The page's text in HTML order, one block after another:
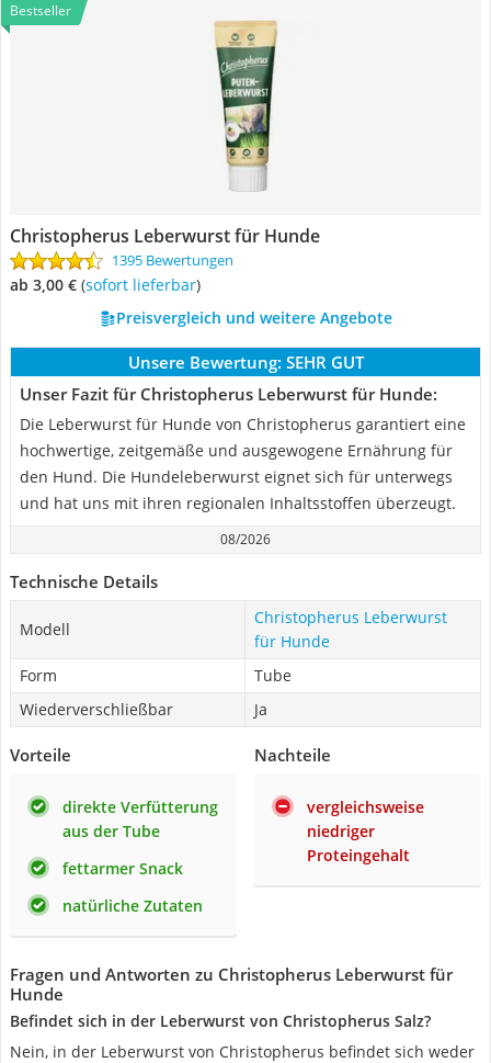
Bestseller
Christopherus Leberwurst für Hunde
1395 Bewertungen
ab 3,00 € ( Sofort lieferbar)
Preisvergleich und weitere Angebote
Unsere Bewertung: SEHR GUT
Unser Fazit für Christopherus Leberwurst für Hunde:
Die Leberwurst für Hunde von Christopherus garantiert eine
hochwertige, zeitgemäße und ausgewogene Ernährung für
den Hund. Die Hundeleberwurst eignet sich für unterwegs
und hat uns mit ihren regionalen Inhaltsstoffen überzeugt.
08/2026
Technische Details
Modell
Christopherus Leberwurst
für Hunde
Form
Tube
Wiederverschließbar
Ja
Vorteile
direkte Verfütterung
aus der Tube
fettarmer Snack
natürliche Zutaten
Nachteile
vergleichsweise
niedriger
Proteingehalt
Fragen und Antworten zu Christopherus Leberwurst für
Hunde
Befindet sich in der Leberwurst von Christopherus Salz?
Nein, in der Leberwurst von Christopherus befindet sich weder